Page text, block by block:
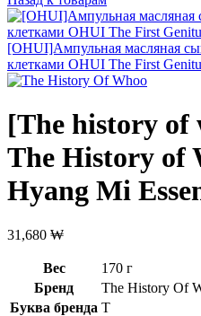
[OHUI]Ампульная масляная
клетками OHUI The First
[The history
The History of
Hyang Mi
31,680 ₩
Вес
170 г
Бренд
The History Of
Буква бренда T